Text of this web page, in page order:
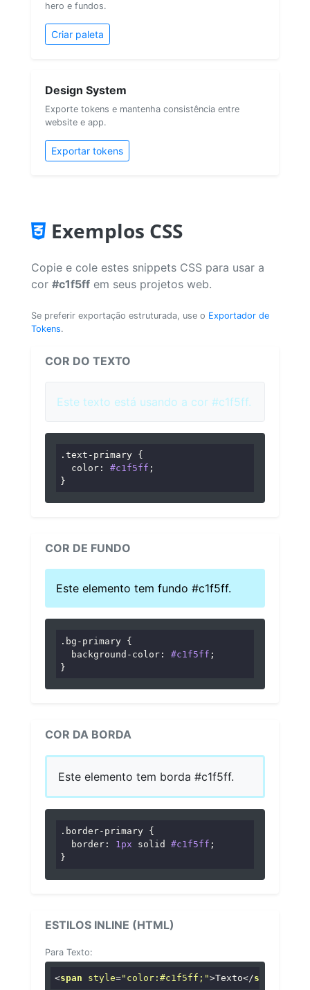
hero e fundos.
Criar paleta
Design System
Exporte tokens e mantenha consistência entre
website e app.
Exportar tokens
Exemplos CSS
Copie e cole estes snippets CSS para usar a
cor #c1f5ff em seus projetos web.
Se preferir exportação estruturada, use o Exportador de
Tokens.
COR DO TEXTO
Este texto está usando a cor #c1f5ff.
.text-primary {
color : #c1f5ff ;
}
COR DE FUNDO
Este elemento tem fundo #c1f5ff.
.bg-primary {
background-color : #c1f5ff ;
}
COR DA BORDA
Este elemento tem borda #c1f5ff.
.border-primary {
border : 1px solid #c1f5ff ;
}
ESTILOS INLINE (HTML)
Para Texto:
<span style="color:#c1f5ff;">Texto</span